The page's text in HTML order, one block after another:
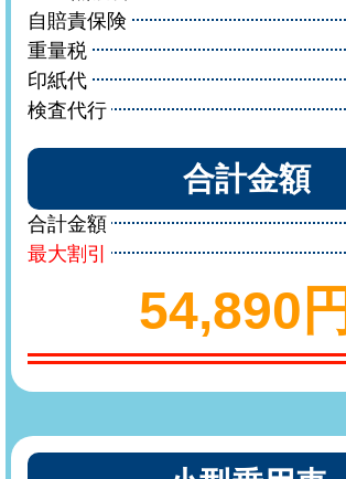
自賠責保険
重量税
印紙代
検査代行
合計金額
合計金額
最大割引
54,890円